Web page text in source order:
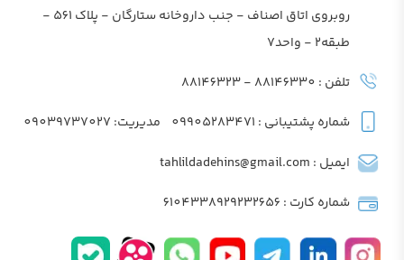
روبروی اتاق اصناف - جنب داروخانه ستارگان - پلاک 561 -
طبقه2 - واحد7
تلفن : 88146330 - 88146323
شماره پشتیبانی : 09905283471 مدیریت: 09039737027
ایمیل : tahlildadehins@gmail.com
شماره کارت : 6104338929232656